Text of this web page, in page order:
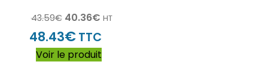
43.59€ 40.36€ HT
48.43€TTC
Voir le produit